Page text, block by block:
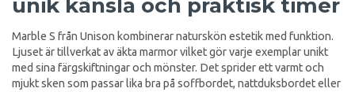
unik känsla och praktisk timer
Marble S från Unison kombinerar naturskön estetik med funktion.
Ljuset är tillverkat av äkta marmor vilket gör varje exemplar unikt
med sina färgskiftningar och mönster. Det sprider ett varmt och
mjukt sken som passar lika bra på soffbordet, nattduksbordet eller